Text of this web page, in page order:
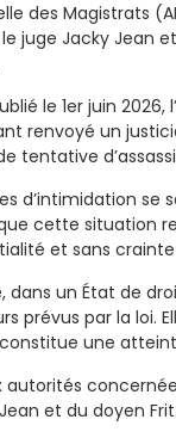
des Magistrats
juge Jacky Jean
le 1er juin
renvoyé un
tentative
d’intimidation
cette situation
et sans crainte
dans un État de
prévus par la loi.
une
autorités
et du doyen